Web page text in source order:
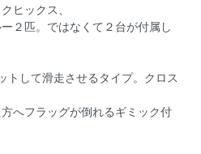
ヒックス、
２匹。ではなくて２台が付属し
トして滑走させるタイプ。クロス
へフラッグが倒れるギミック付